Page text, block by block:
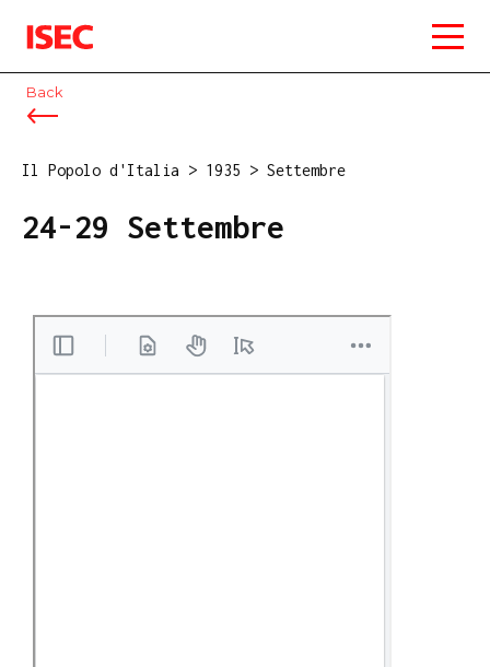
ISEC
Back
Il Popolo d'Italia > 1935 > Settembre
24-29 Settembre